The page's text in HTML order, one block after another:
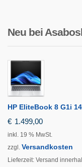
Neu bei
HP EliteBook 8 G1i 14
€ 1.499,00
inkl. 19 % MwSt.
zzgl. Versandkosten
Lieferzeit: Versand